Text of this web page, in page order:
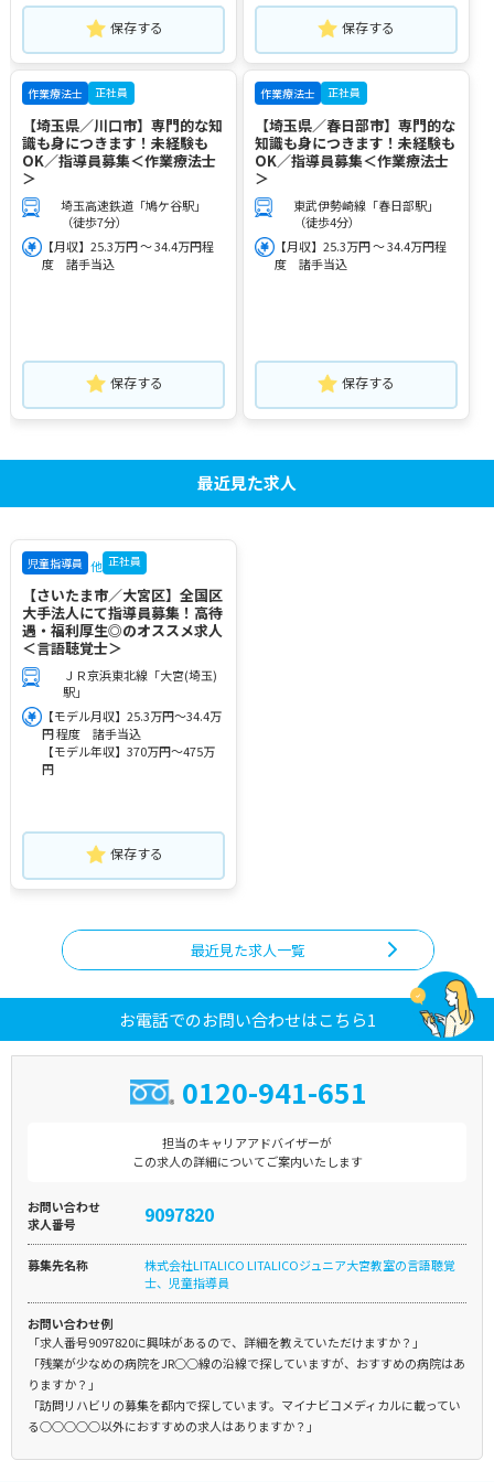
保存する 保存する
作業療法士 正社員
【埼玉県／川口市】専門的な知
識も身につきます！未経験も
OK／指導員募集＜作業療法士
＞
埼玉高速鉄道「鳩ケ谷駅」
（徒歩7分）
【月収】25.3万円 ～ 34.4万円程
度 諸手当込
保存する
作業療法士 正社員
【埼玉県／春日部市】専門的な
知識も身につきます！未経験も
OK／指導員募集＜作業療法士
＞
東武伊勢崎線「春日部駅」
（徒歩4分）
【月収】25.3万円 ～ 34.4万円程
度 諸手当込
保存する
最近見た求人
児童指導員 他 正社員
【さいたま市／大宮区】全国区
大手法人にて指導員募集！高待
遇・福利厚生◎のオススメ求人
＜言語聴覚士＞
ＪＲ京浜東北線「大宮(埼玉)
駅」
【モデル月収】25.3万円～34.4万
円 程度 諸手当込
【モデル年収】370万円～475万
円
保存する
最近見た求人一覧
お電話でのお問い合わせはこちら1
0120-941-651
担当のキャリアアドバイザーが
この求人の詳細についてご案内いたします
お問い合わせ
求人番号
9097820
募集先名称
株式会社LITALICO LITALICOジュニア大宮教室の言語聴覚
士、児童指導員
お問い合わせ例
「求人番号9097820に興味があるので、詳細を教えていただけますか？」
「残業が少なめの病院をJR○○線の沿線で探していますが、おすすめの病院はあ
りますか？」
「訪問リハビリの募集を都内で探しています。マイナビコメディカルに載ってい
る○○○○○以外におすすめの求人はありますか？」